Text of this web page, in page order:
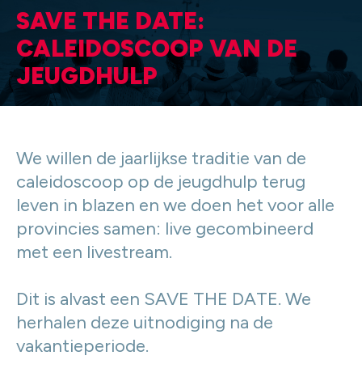
SAVE THE DATE:
CALEIDOSCOOP VAN DE
JEUGDHULP
We willen de jaarlijkse traditie van de
caleidoscoop op de jeugdhulp terug
leven in blazen en we doen het voor alle
provincies samen: live gecombineerd
met een livestream.
Dit is alvast een SAVE THE DATE. We
herhalen deze uitnodiging na de
vakantieperiode.